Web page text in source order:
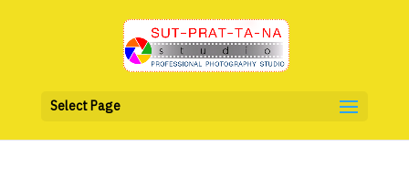
Select Page